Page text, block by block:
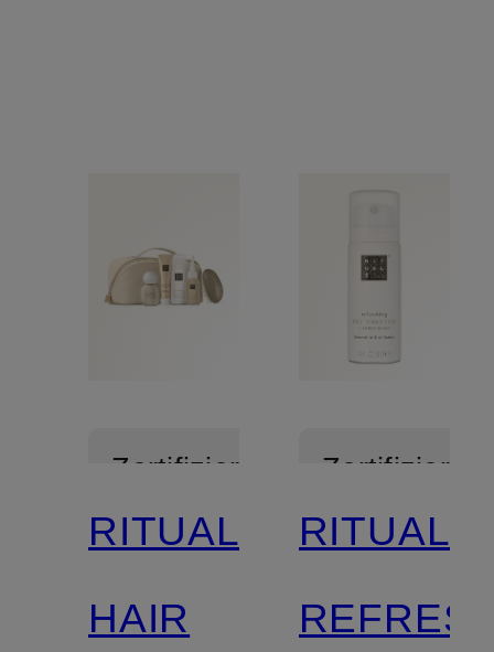
Zertifiziert
RITUALS
HAIR
Zertifiziert
RITUALS